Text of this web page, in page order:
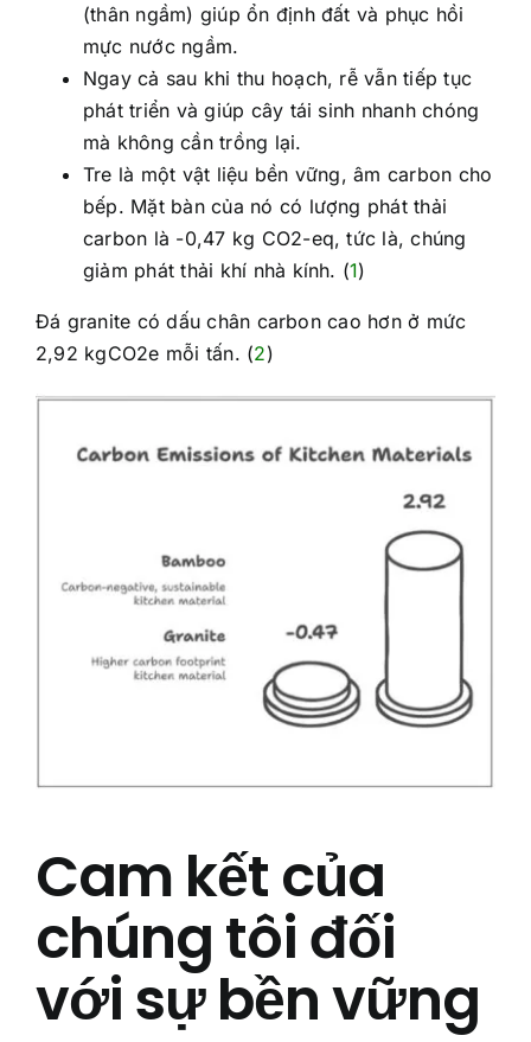
(thân ngầm) giúp ổn định đất và phục hồi
mực nước ngầm.
Ngay cả sau khi thu hoạch, rễ vẫn tiếp tục
phát triển và giúp cây tái sinh nhanh chóng
mà không cần trồng lại.
Tre là một vật liệu bền vững, âm carbon cho
bếp. Mặt bàn của nó có lượng phát thải
carbon là -0,47 kg CO2-eq, tức là, chúng
giảm phát thải khí nhà kính. (1)
Đá granite có dấu chân carbon cao hơn ở mức
2,92 kgCO2e mỗi tấn. (2)
Cam kết của
chúng tôi đối
với sự bền vững